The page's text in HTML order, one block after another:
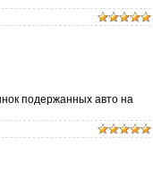
подержанных авто на